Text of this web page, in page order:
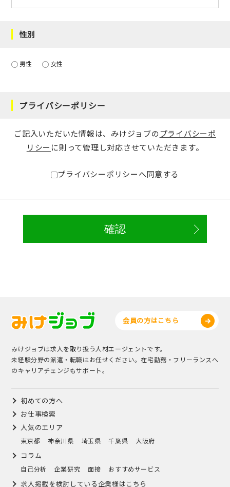
性別
男性 女性
プライバシーポリシー
ご記入いただいた情報は、みけジョブのプライバシーポ
リシー に則って管理し対応させていただきます。
プライバシーポリシーへ同意する
会員の方はこちら
みけジョブは求人を取り扱う人材エージェントです。
未経験分野の派遣・転職はお任せください。在宅勤務・フリーランスへ
のキャリアチェンジもサポート。
初めての方へ
お仕事検索
人気のエリア
東京都 神奈川県 埼玉県 千葉県 大阪府
コラム
自己分析 企業研究 面接 おすすめサービス
求人掲載を検討している企業様はこちら